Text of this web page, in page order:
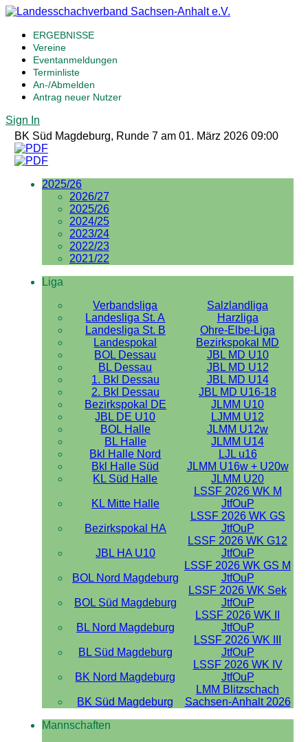
ERGEBNISSE
Vereine
Eventanmeldungen
Terminliste
An-/Abmelden
Antrag neuer Nutzer
Sign In
BK Süd Magdeburg, Runde 7 am 01. März 2026 09:00
2025/26
2026/27
2025/26
2024/25
2023/24
2022/23
2021/22
Liga
Verbandsliga
Salzlandliga
Landesliga St. A
Harzliga
Landesliga St. B
Ohre-Elbe-Liga
Landespokal
Bezirkspokal MD
BOL Dessau
JBL MD U10
BL Dessau
JBL MD U12
1. Bkl Dessau
JBL MD U14
2. Bkl Dessau
JBL MD U16-18
Bezirkspokal DE
JLMM U10
JBL DE U10
LJMM U12
BOL Halle
JLMM U12w
BL Halle
JLMM U14
Bkl Halle Nord
LJL u16
Bkl Halle Süd
JLMM U16w + U20w
KL Süd Halle
JLMM U20
KL Mitte Halle
LSSF 2026 WK M
JtfOuP
Bezirkspokal HA
LSSF 2026 WK GS
JtfOuP
JBL HA U10
LSSF 2026 WK G12
JtfOuP
BOL Nord Magdeburg
LSSF 2026 WK GS M
JtfOuP
BOL Süd Magdeburg
LSSF 2026 WK Sek
JtfOuP
BL Nord Magdeburg
LSSF 2026 WK II
JtfOuP
BL Süd Magdeburg
LSSF 2026 WK III
JtfOuP
BK Nord Magdeburg
LSSF 2026 WK IV
JtfOuP
BK Süd Magdeburg
LMM Blitzschach
Sachsen-Anhalt 2026
Mannschaften